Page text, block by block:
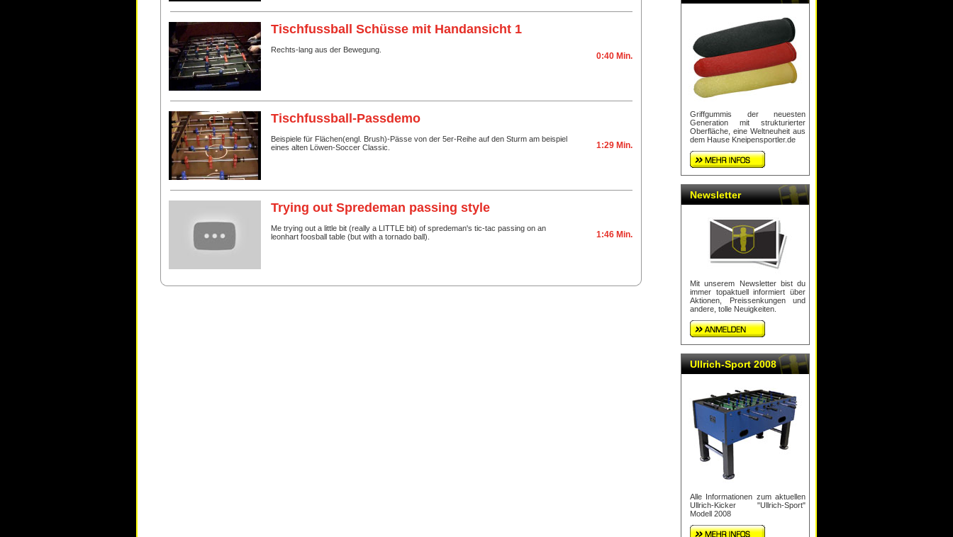
Tischfussball Schüsse mit Handansicht 1
Rechts-lang aus der Bewegung.
0:40 Min.
Tischfussball-Passdemo
Beispiele für Flächen(engl. Brush)-Pässe von der 5er-Reihe auf den Sturm am beispiel
eines alten Löwen-Soccer Classic.
1:29 Min.
Trying out Spredeman passing style
Me trying out a little bit (really a LITTLE bit) of spredeman's tic-tac passing on an
leonhart foosball table (but with a tornado ball).
1:46 Min.
Griffgummis der neuesten
Generation mit strukturierter
Oberfläche, eine Weltneuheit aus
dem Hause Kneipensportler.de
Newsletter
Mit unserem Newsletter bist du
immer topaktuell informiert über
Aktionen, Preissenkungen und
andere, tolle Neuigkeiten.
Ullrich-Sport 2008
Alle Informationen zum aktuellen
Ullrich-Kicker "Ullrich-Sport"
Modell 2008